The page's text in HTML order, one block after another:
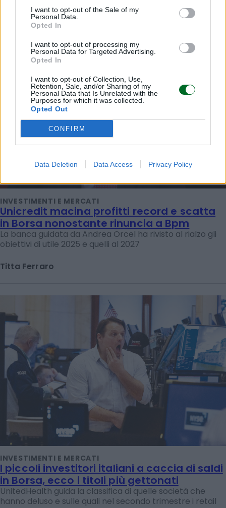
I want to opt-out of the Sale of my
Personal Data.
Opted In
I want to opt-out of processing my
Personal Data for Targeted Advertising.
Opted In
I want to opt-out of Collection, Use,
Retention, Sale, and/or Sharing of my
Personal Data that Is Unrelated with the
Purposes for which it was collected.
Opted Out
CONFIRM
Data Deletion Data Access Privacy Policy
INVESTIMENTI E MERCATI
Unicredit macina profitti record e scatta
in Borsa nonostante rinuncia a Bpm
La banca guidata da Andrea Orcel ha rivisto al rialzo gli
obiettivi di utile 2025 e quelli al 2027
Titta Ferraro
INVESTIMENTI E MERCATI
I piccoli investitori italiani a caccia di saldi
in Borsa, ecco i titoli più gettonati
UnitedHealth guida la classifica di quelle società che
hanno deluso e sulle quali nel secondo trimestre i retail